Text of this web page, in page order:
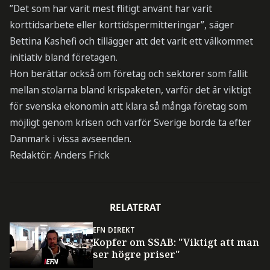
”Det som har varit mest flitigt använt har varit
korttidsarbete eller korttidspermitteringar”, säger
Bettina Kashefi och tillägger att det varit ett välkommet
initiativ bland företagen.
Hon berättar också om företag och sektorer som fallit
mellan stolarna bland krispaketen, varför det är viktigt
för svenska ekonomin att klara så många företag som
möjligt genom krisen och varför Sverige borde ta efter
Danmark i vissa avseenden.
Redaktör: Anders Frick
RELATERAT
EFN DIREKT
Kopfer om SSAB: "Viktigt att man
ser högre priser"